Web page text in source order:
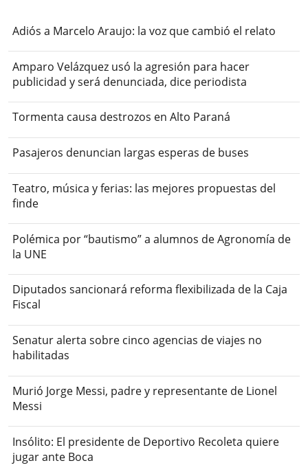
Adiós a Marcelo Araujo: la voz que cambió el relato
Amparo Velázquez usó la agresión para hacer
publicidad y será denunciada, dice periodista
Tormenta causa destrozos en Alto Paraná
Pasajeros denuncian largas esperas de buses
Teatro, música y ferias: las mejores propuestas del
finde
Polémica por “bautismo” a alumnos de Agronomía de
la UNE
Diputados sancionará reforma flexibilizada de la Caja
Fiscal
Senatur alerta sobre cinco agencias de viajes no
habilitadas
Murió Jorge Messi, padre y representante de Lionel
Messi
Insólito: El presidente de Deportivo Recoleta quiere
jugar ante Boca